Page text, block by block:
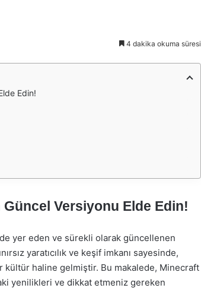
4 dakika okuma süresi
Edin!
Versiyonu Elde Edin!
yer eden ve sürekli olarak güncellenen
yaratıcılık ve keşif imkanı sayesinde,
haline gelmiştir. Bu makalede, Minecraft
yenilikleri ve dikkat etmeniz gereken